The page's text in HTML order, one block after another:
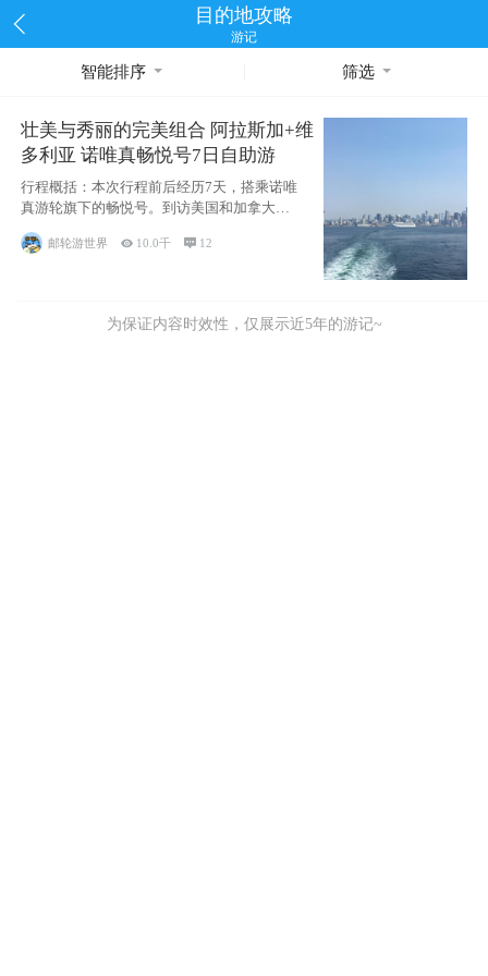
目的地攻略
游记
智能排序 筛选
壮美与秀丽的完美组合 阿拉斯加+维
多利亚 诺唯真畅悦号7日自助游
行程概括：本次行程前后经历7天，搭乘诺唯
真游轮旗下的畅悦号。到访美国和加拿大的4
个州/省：美国华盛顿州
邮轮游世界  10.0千  12
为保证内容时效性，仅展示近5年的游记~